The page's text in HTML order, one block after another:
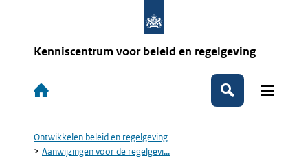
Kenniscentrum voor beleid en regelgeving
Hoofdnavigatie
Zoeken
Kruimelpad
Ontwikkelen beleid en regelgeving
Aanwijzingen voor de regelgevi...